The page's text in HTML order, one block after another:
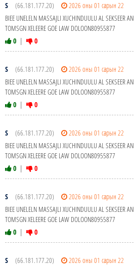
S (66.181.177.20)
2026 оны 01 сарын 22
BIEE UNELELN MASSAJLI XUCHINDUULU AL SEKSEER
TOMSGN XELEERE GOE LAW DOLOON80955877
0 | 0
S (66.181.177.20)
2026 оны 01 сарын 22
BIEE UNELELN MASSAJLI XUCHINDUULU AL SEKSEER
TOMSGN XELEERE GOE LAW DOLOON80955877
0 | 0
S (66.181.177.20)
2026 оны 01 сарын 22
BIEE UNELELN MASSAJLI XUCHINDUULU AL SEKSEER
TOMSGN XELEERE GOE LAW DOLOON80955877
0 | 0
S (66.181.177.20)
2026 оны 01 сарын 22
BIEE UNELELN MASSAJLI XUCHINDUULU AL SEKSEER
TOMSGN XELEERE GOE LAW DOLOON80955877
0 | 0
S (66.181.177.20)
2026 оны 01 сарын 22